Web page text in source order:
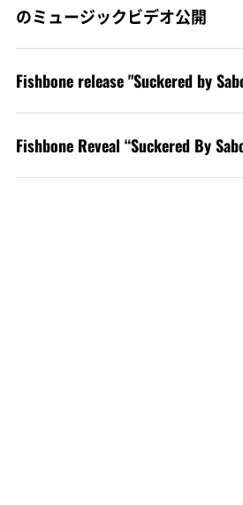
のミュージックビデオ公開
Fishbone release "Suckered by
Fishbone Reveal “Suckered By